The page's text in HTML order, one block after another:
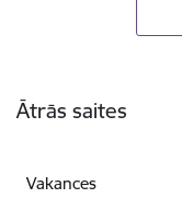
Ātrās saites
Vakances